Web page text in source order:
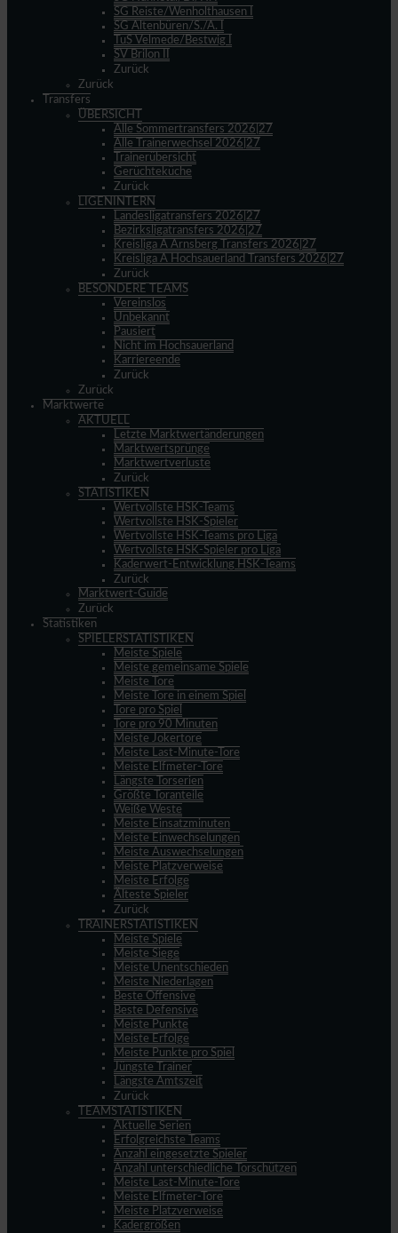
SG Reiste/Wenholthausen I
SG Altenbüren/S./A. I
TuS Velmede/Bestwig I
SV Brilon II
Zurück
Zurück
Transfers
ÜBERSICHT
Alle Sommertransfers 2026|27
Alle Trainerwechsel 2026|27
Trainerübersicht
Gerüchteküche
Zurück
LIGENINTERN
Landesligatransfers 2026|27
Bezirksligatransfers 2026|27
Kreisliga A Arnsberg Transfers 2026|27
Kreisliga A Hochsauerland Transfers 2026|27
Zurück
BESONDERE TEAMS
Vereinslos
Unbekannt
Pausiert
Nicht im Hochsauerland
Karriereende
Zurück
Zurück
Marktwerte
AKTUELL
Letzte Marktwertänderungen
Marktwertsprünge
Marktwertverluste
Zurück
STATISTIKEN
Wertvollste HSK-Teams
Wertvollste HSK-Spieler
Wertvollste HSK-Teams pro Liga
Wertvollste HSK-Spieler pro Liga
Kaderwert-Entwicklung HSK-Teams
Zurück
Marktwert-Guide
Zurück
Statistiken
SPIELERSTATISTIKEN
Meiste Spiele
Meiste gemeinsame Spiele
Meiste Tore
Meiste Tore in einem Spiel
Tore pro Spiel
Tore pro 90 Minuten
Meiste Jokertore
Meiste Last-Minute-Tore
Meiste Elfmeter-Tore
Längste Torserien
Größte Toranteile
Weiße Weste
Meiste Einsatzminuten
Meiste Einwechselungen
Meiste Auswechselungen
Meiste Platzverweise
Meiste Erfolge
Älteste Spieler
Zurück
TRAINERSTATISTIKEN
Meiste Spiele
Meiste Siege
Meiste Unentschieden
Meiste Niederlagen
Beste Offensive
Beste Defensive
Meiste Punkte
Meiste Erfolge
Meiste Punkte pro Spiel
Jüngste Trainer
Längste Amtszeit
Zurück
TEAMSTATISTIKEN
Aktuelle Serien
Erfolgreichste Teams
Anzahl eingesetzte Spieler
Anzahl unterschiedliche Torschützen
Meiste Last-Minute-Tore
Meiste Elfmeter-Tore
Meiste Platzverweise
Kadergrößen